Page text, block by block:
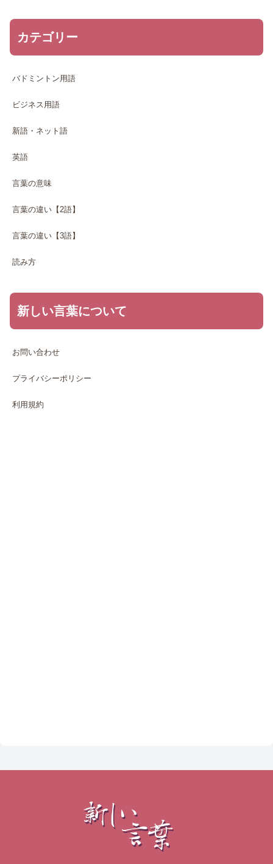
カテゴリー
バドミントン用語
ビジネス用語
新語・ネット語
英語
言葉の意味
言葉の違い【2語】
言葉の違い【3語】
読み方
新しい言葉について
お問い合わせ
プライバシーポリシー
利用規約